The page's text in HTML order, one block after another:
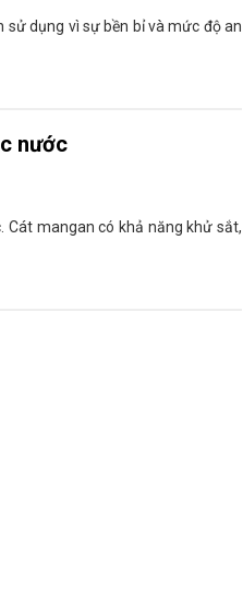
sử dụng vì sự bền bỉ và mức độ an
nước
Cát mangan có khả năng khử sắt,